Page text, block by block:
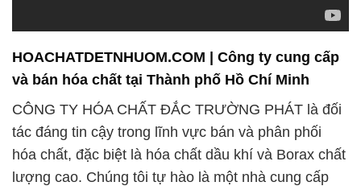
HOACHATDETNHUOM.COM | Công ty cung cấp
và bán hóa chất tại Thành phố Hồ Chí Minh
CÔNG TY HÓA CHẤT ĐẮC TRƯỜNG PHÁT là đối
tác đáng tin cậy trong lĩnh vực bán và phân phối
hóa chất, đặc biệt là hóa chất dầu khí và Borax chất
lượng cao. Chúng tôi tự hào là một nhà cung cấp